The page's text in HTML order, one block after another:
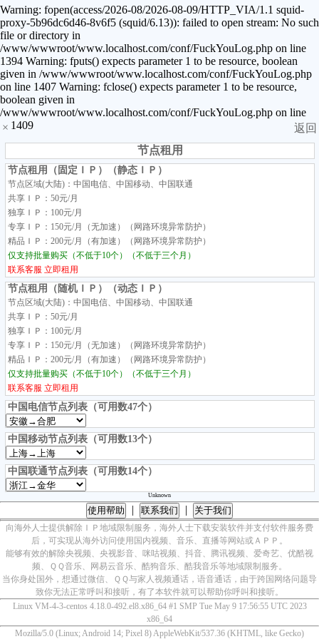
Warning: fopen(access/2026-08/2026-08-09/HTTP_VIA/1.1 squid-
proxy-5b96dc6d46-8v6f5 (squid/6.13)): failed to open stream: No such
file or directory in
/www/wwwroot/www.localhost.com/conf/FuckYouLog.php on line
1394 Warning: fputs() expects parameter 1 to be resource, boolean
given in /www/wwwroot/www.localhost.com/conf/FuckYouLog.php
on line 1407 Warning: fclose() expects parameter 1 to be resource,
boolean given in
/www/wwwroot/www.localhost.com/conf/FuckYouLog.php on line
1409
×
返回
节点租用
节点租用（固定ＩＰ）（静态ＩＰ）
节点区域(大陆)：中国电信、中国移动、中国联通
共享ＩＰ：50元/月
独享ＩＰ：100元/月
专享ＩＰ：150元/月（无加速）（网路环境异常防护）
精品ＩＰ：200元/月（有加速）（网路环境异常防护）
仅支持批量购买（不低于10个）（不低于三个月）
联系客服 立即租用
节点租用（随机ＩＰ）（动态ＩＰ）
节点区域(大陆)：中国电信、中国移动、中国联通
共享ＩＰ：50元/月
独享ＩＰ：100元/月
专享ＩＰ：150元/月（无加速）（网路环境异常防护）
精品ＩＰ：200元/月（有加速）（网路环境异常防护）
仅支持批量购买（不低于10个）（不低于三个月）
联系客服 立即租用
中国电信节点列表（可用数47个）
中国移动节点列表（可用数13个）
中国联通节点列表（可用数14个）
Unknown
使用帮助 联系我们 关于我们
向海外人士提供解除ＩＰ地域限制服务，海外人士下载安装软件并支付软件服务费
后，可实现从海外访问使用国内视频、音乐、直播等网站或ＡＰＰ。
能够有效的解除央视频、央视影音、咪咕视频、抖音、腾讯视频、爱奇艺、优酷视
频、ＱＱ音乐、网易云音乐、酷狗音乐、酷我音乐等地域限制服务。
当你身处国外，想通过微信、ＱＱ与家人视频通话，语音通话，由于跨国网络问题导
致你无法正常呼叫和接听，有了本软件就可以帮助你呼叫和接听。
Linux VM-4-3-centos 4.18.0-492.el8.x86_64 #1 SMP Tue May 9 17:56:55 UTC 2023
x86_64
Mozilla/5.0 (Linux; Android 14; Pixel 8) AppleWebKit/537.36 (KHTML, like Gecko)